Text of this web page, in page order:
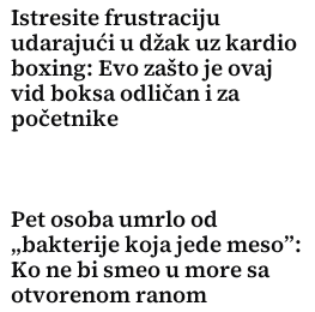
Istresite frustraciju
udarajući u džak uz kardio
boxing: Evo zašto je ovaj
vid boksa odličan i za
početnike
Pet osoba umrlo od
„bakterije koja jede meso”:
Ko ne bi smeo u more sa
otvorenom ranom